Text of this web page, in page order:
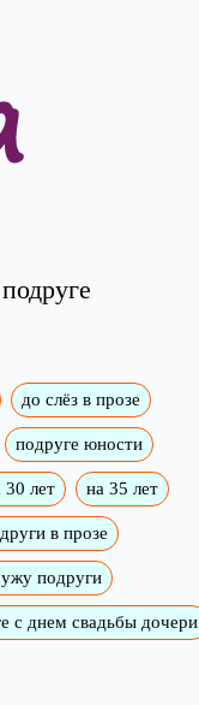
до слёз в прозе
подруге юности
30 лет на 35 лет
в прозе
подруги
с днем свадьбы дочери